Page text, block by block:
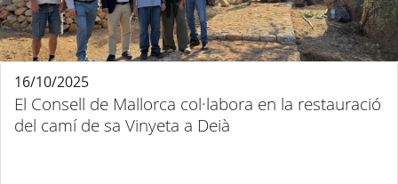
El Consell de Mallorca col·labora en la restauració
del camí de sa Vinyeta a Deià
16/10/2025